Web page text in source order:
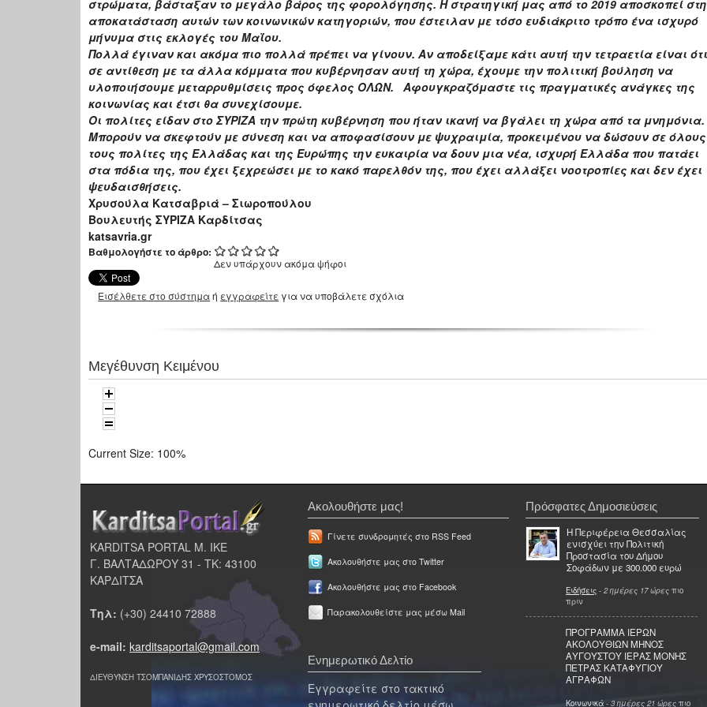
στρώματα, βάσταξαν το μεγάλο βάρος της φορολόγησης. Η στρατηγική μας από το 2019 αποσκοπεί
αποκατάσταση αυτών των κοινωνικών κατηγοριών, που έστειλαν με τόσο ευδιάκριτο τρόπο ένα ισχυρό
μήνυμα στις εκλογές του Μαΐου.
Πολλά έγιναν και ακόμα πιο πολλά πρέπει να γίνουν. Αν αποδείξαμε κάτι αυτή την τετραετία είναι ότι
σε αντίθεση με τα άλλα κόμματα που κυβέρνησαν αυτή τη χώρα, έχουμε την πολιτική βούληση να
υλοποιήσουμε μεταρρυθμίσεις προς όφελος ΟΛΩΝ. Αφουγκραζόμαστε τις πραγματικές ανάγκες της
κοινωνίας και έτσι θα συνεχίσουμε.
Οι πολίτες είδαν στο ΣΥΡΙΖΑ την πρώτη κυβέρνηση που ήταν ικανή να βγάλει τη χώρα από τα μνημόνια.
Μπορούν να σκεφτούν με σύνεση και να αποφασίσουν με ψυχραιμία, προκειμένου να δώσουν σε όλους
τους πολίτες της Ελλάδας και της Ευρώπης την ευκαιρία να δουν μια νέα, ισχυρή Ελλάδα που πατάει
στα πόδια της, που έχει ξεχρεώσει με το κακό παρελθόν της, που έχει αλλάξει νοοτροπίες και δεν έχει
ψευδαισθήσεις.
Χρυσούλα Κατσαβριά – Σιωροπούλου
Βουλευτής ΣΥΡΙΖΑ Καρδίτσας
katsavria.gr
Βαθμολογήστε το άρθρο:
Δεν υπάρχουν ακόμα ψήφοι
Εισέλθετε στο σύστημαή εγγραφείτε για να υποβάλετε σχόλια
Μεγέθυνση Κειμένου
Current Size: 100%
KARDITSA PORTAL Μ. ΙΚΕ
Γ. ΒΑΛΤΑΔΩΡΟΥ 31 - ΤΚ: 43100
ΚΑΡΔΙΤΣΑ
Τηλ: (+30) 24410 72888
e-mail: karditsaportal@gmail.com
ΔΙΕΥΘΥΝΣΗ ΤΣΟΜΠΑΝΙΔΗΣ ΧΡΥΣΟΣΤΟΜΟΣ
Ακολουθήστε μας!
Γίνετε συνδρομητές στο RSS Feed
Ακολουθήστε μας στο Twitter
Ακολουθήστε μας στο Facebook
Παρακολουθείστε μας μέσω Mail
Ενημερωτικό Δελτίο
Εγγραφείτε στο τακτικό
Πρόσφατες Δημοσιεύσεις
Η Περιφέρεια Θεσσαλίας
ενισχύει την Πολιτική
Προστασία του Δήμου
Σοφάδων με 300.000 ευρώ
Ειδήσεις - 2 ημέρες 17 ώρες πιο
πριν
ΠΡΟΓΡΑΜΜΑ ΙΕΡΩΝ
ΑΚΟΛΟΥΘΙΩΝ ΜΗΝΟΣ
ΑΥΓΟΥΣΤΟΥ ΙΕΡΑΣ ΜΟΝΗΣ
ΠΕΤΡΑΣ ΚΑΤΑΦΥΓΙΟΥ
ΑΓΡΑΦΩΝ
Κοινωνικά - 3 ημέρες 21 ώρες πιο